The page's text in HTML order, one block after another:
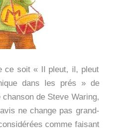
ce soit « Il pleut, il, pleut
dans les prés » de
de Steve Waring,
ne change pas grand-
comme faisant